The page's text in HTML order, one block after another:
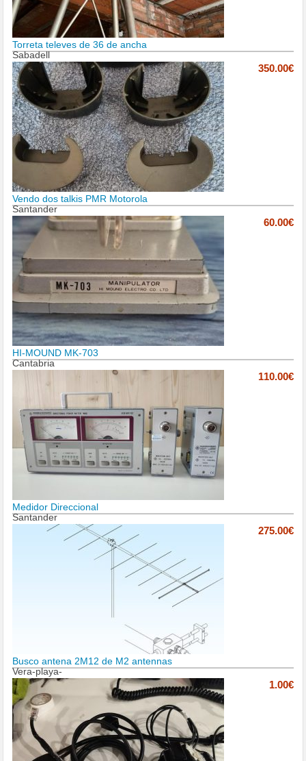
Torreta televes de 36 de ancha
Sabadell
350.00€
Vendo dos talkis PMR Motorola
Santander
60.00€
HI-MOUND MK-703
Cantabria
110.00€
Medidor Direccional
Santander
275.00€
Busco antena 2M12 de M2 antennas
Vera-playa-
1.00€